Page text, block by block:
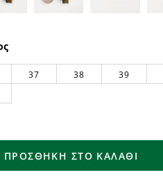
37 38 39
ΠΡΟΣΘΗΚΗ ΣΤΟ ΚΑΛΑΘΙ